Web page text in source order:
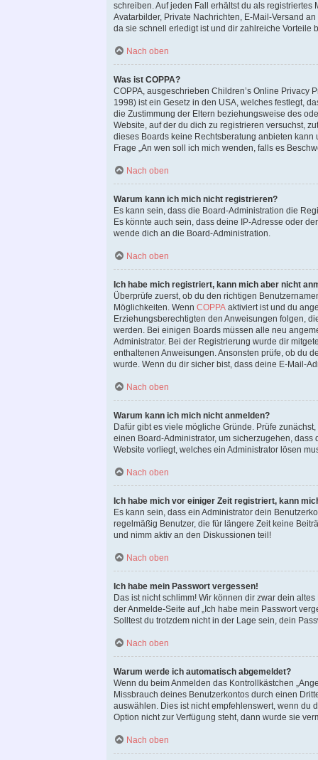
schreiben. Auf jeden Fall erhältst du als
Avatarbilder, Private Nachrichten, E-Mail-Versand
da sie schnell erledigt ist und dir zahlreiche Vorteile
Nach oben
Was ist COPPA?
COPPA, ausgeschrieben Children’s Online Privacy
1998) ist ein Gesetz in den USA, welches festlegt,
die Zustimmung der Eltern beziehungsweise des
Website, auf der du dich zu registrieren versuchst,
dieses Boards keine Rechtsberatung anbieten
Frage „An wen soll ich mich wenden, falls es
Nach oben
Warum kann ich mich nicht registrieren?
Es kann sein, dass die Board-Administration die
Es könnte auch sein, dass deine IP-Adresse oder
wende dich an die Board-Administration.
Nach oben
Ich habe mich registriert, kann mich aber nicht
Überprüfe zuerst, ob du den richtigen
Möglichkeiten. Wenn COPPA aktiviert ist und du
Erziehungsberechtigten den Anweisungen folgen,
werden. Bei einigen Boards müssen alle neu
Administrator. Bei der Registrierung wurde dir
enthaltenen Anweisungen. Ansonsten prüfe, ob du
wurde. Wenn du dir sicher bist, dass deine E-Mail-
Nach oben
Warum kann ich mich nicht anmelden?
Dafür gibt es viele mögliche Gründe. Prüfe
einen Board-Administrator, um sicherzugehen,
Website vorliegt, welches ein Administrator lösen
Nach oben
Ich habe mich vor einiger Zeit registriert, kann
Es kann sein, dass ein Administrator dein
regelmäßig Benutzer, die für längere Zeit keine
und nimm aktiv an den Diskussionen teil!
Nach oben
Ich habe mein Passwort vergessen!
Das ist nicht schlimm! Wir können dir zwar dein
der Anmelde-Seite auf „Ich habe mein Passwort
Solltest du trotzdem nicht in der Lage sein, dein
Nach oben
Warum werde ich automatisch abgemeldet?
Wenn du beim Anmelden das Kontrollkästchen
Missbrauch deines Benutzerkontos durch einen
auswählen. Dies ist nicht empfehlenswert, wenn du
Option nicht zur Verfügung steht, dann wurde sie
Nach oben